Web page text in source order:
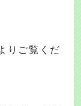
ご覧くだ